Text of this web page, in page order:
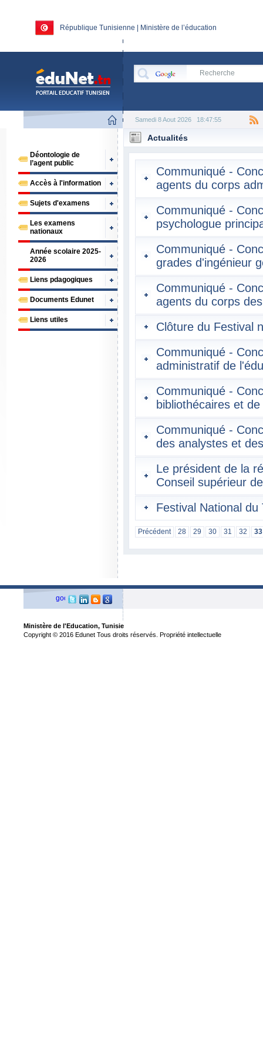
République Tunisienne | Ministère de l’éducation
Samedi 8 Aout 2026 18:47:55
Déontologie de
l’agent public
Accès à l'information
Sujets d'examens
Les examens
nationaux
Année scolaire 2025-
2026
Liens pdagogiques
Documents Edunet
Liens utiles
Actualités
Communiqué -
agents du corps
Communiqué -
psychologue
Communiqué -
grades d'ingénieur
Communiqué -
agents du corps
Clôture du Festival
Communiqué -
administratif de
Communiqué -
bibliothécaires et
Communiqué -
des analystes et
Le président de la
Conseil supérieur
Festival National
Précédent 28 29 30 31 32 33
Ministère de l'Education, Tunisie
Copyright © 2016 Edunet Tous droits réservés. Propriété intellectuelle